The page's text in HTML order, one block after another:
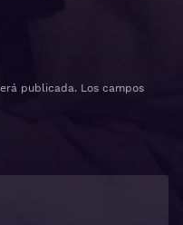
publicada. Los campos